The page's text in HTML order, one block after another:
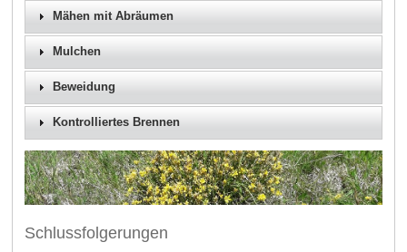
Mähen mit Abräumen
Mulchen
Beweidung
Kontrolliertes Brennen
Schlussfolgerungen